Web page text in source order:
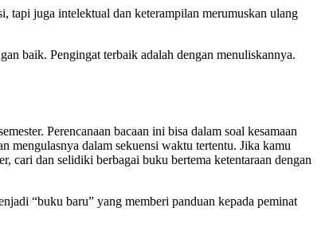
tapi juga intelektual dan keterampilan merumuskan ulang
baik. Pengingat terbaik adalah dengan menuliskannya.
Perencanaan bacaan ini bisa dalam soal kesamaan
mengulasnya dalam sekuensi waktu tertentu. Jika kamu
dan selidiki berbagai buku bertema ketentaraan dengan
“buku baru” yang memberi panduan kepada peminat